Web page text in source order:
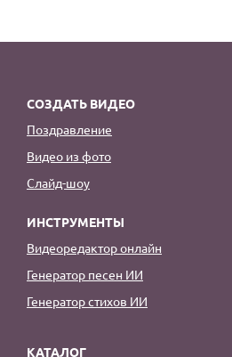
СОЗДАТЬ ВИДЕО
Поздравление
Видео из фото
Слайд-шоу
ИНСТРУМЕНТЫ
Видеоредактор онлайн
Генератор песен ИИ
Генератор стихов ИИ
КАТАЛОГ